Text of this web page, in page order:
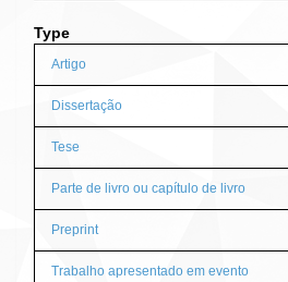
Type
Artigo
Dissertação
Tese
Parte de livro ou capítulo de livro
Preprint
Trabalho apresentado em evento